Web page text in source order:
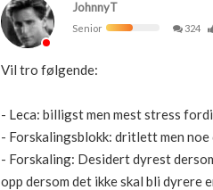
JohnnyT
Senior
324
Vil tro følgende:
- Leca: billigst men mest stress
- Forskalingsblokk: dritlett men noe
- Forskaling: Desidert dyrest
opp dersom det ikke skal bli dyrere